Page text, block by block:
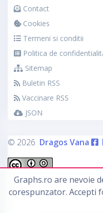
Graphs.ro are nevoie
corespunzator. Accepti
Contact
Cookies
Termeni si conditii
Politica de
Sitemap
Buletin RSS
Vaccinare RSS
JSON
© 2026 Dragos Vana
This work byGraphs.rois
Commons Attribution-